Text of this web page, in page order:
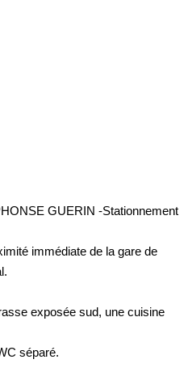
GUERIN -Stationnement
immédiate de la gare de
exposée sud, une cuisine
séparé.